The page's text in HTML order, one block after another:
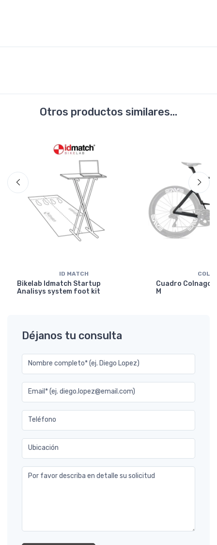
Otros productos similares...
ID MATCH
Bikelab Idmatch Startup
Analisys system foot kit
Cuadro Colnago
M
Déjanos tu consulta
Nombre completo* (ej. Diego Lopez)
Email* (ej. diego.lopez@email.com)
Teléfono
Ubicación
Por favor describa en detalle su solicitud